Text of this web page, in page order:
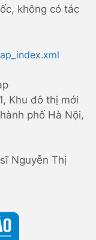
không có tác
Khu đô thị mới
phố Hà Nội,
Nguyễn Thị